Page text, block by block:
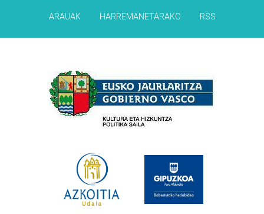
ARAUAK HARREMANETARAKO RSS